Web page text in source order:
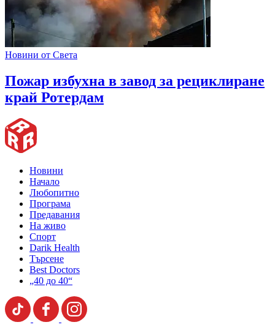
Новини от Света
Пожар избухна в завод за рециклиране
край Ротердам
Новини
Начало
Любопитно
Програма
Предавания
На живо
Спорт
Darik Health
Търсене
Best Doctors
„40 до 40“